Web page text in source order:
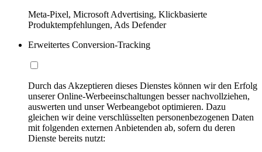
Meta-Pixel, Microsoft Advertising, Klickbasierte
Produktempfehlungen, Ads Defender
Erweitertes Conversion-Tracking
Durch das Akzeptieren dieses Dienstes können wir den Erfolg
unserer Online-Werbeeinschaltungen besser nachvollziehen,
auswerten und unser Werbeangebot optimieren. Dazu
gleichen wir deine verschlüsselten personenbezogenen Daten
mit folgenden externen Anbietenden ab, sofern du deren
Dienste bereits nutzt: